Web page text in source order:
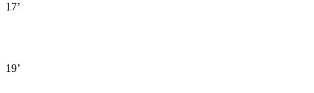
17’
19’